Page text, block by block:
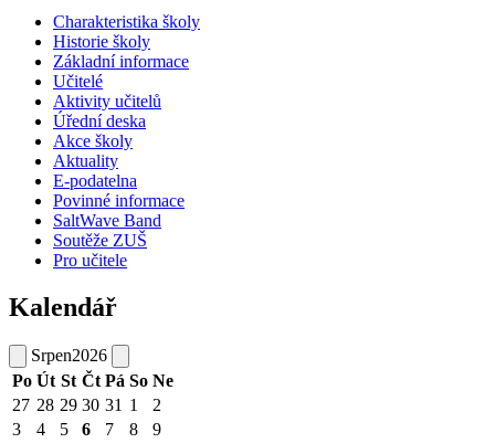
Charakteristika školy
Historie školy
Základní informace
Učitelé
Aktivity učitelů
Úřední deska
Akce školy
Aktuality
E-podatelna
Povinné informace
SaltWave Band
Soutěže ZUŠ
Pro učitele
Kalendář
Srpen2026
Po Út St Čt Pá So Ne
27 28 29 30 31 1
2
3
4 5 6 7 8
9